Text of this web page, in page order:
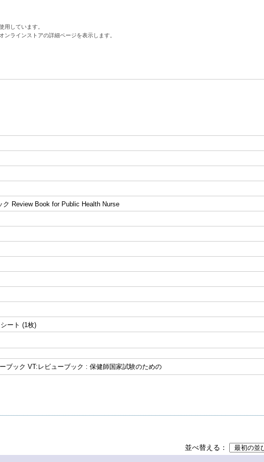
用しています。
ラインストアの詳細ページを表示します。
Review Book for Public Health Nurse
ート (1枚)
ブック VT:レビューブック : 保健師国家試験のための
並べ替える